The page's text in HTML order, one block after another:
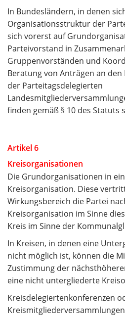
In Bundesländern, in denen
Organisationsstruktur der
sich vorerst auf
Parteivorstand in
Gruppenvorständen und
Beratung von Anträgen an
der Parteitagsdelegierten
finden gemäß § 10 des Statuts
Artikel 6
Kreisorganisationen
Die Grundorganisationen in
Kreisorganisation. Diese
Wirkungsbereich die Partei
Kreisorganisation im Sinne
Kreis im Sinne der
In Kreisen, in denen eine
nicht möglich ist, können die
Zustimmung der
eine nicht untergliederte
Kreisdelegiertenkonferenzen